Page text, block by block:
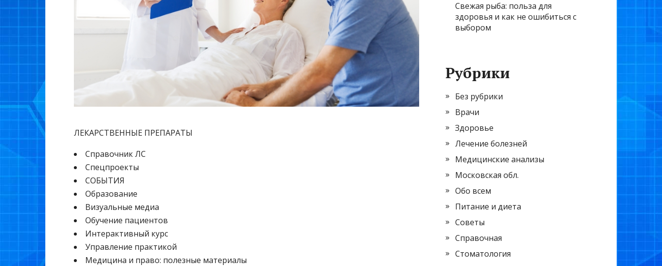
ЛЕКАРСТВЕННЫЕ ПРЕПАРАТЫ
Cправочник ЛС
Спецпроекты
СОБЫТИЯ
Образование
Визуальные медиа
Обучение пациентов
Интерактивный курс
Управление практикой
Медицина и право: полезные материалы
Свежая рыба: польза для
здоровья и как не ошибиться с
выбором
Рубрики
Без рубрики
Врачи
Здоровье
Лечение болезней
Медицинские анализы
Московская обл.
Обо всем
Питание и диета
Советы
Справочная
Стоматология